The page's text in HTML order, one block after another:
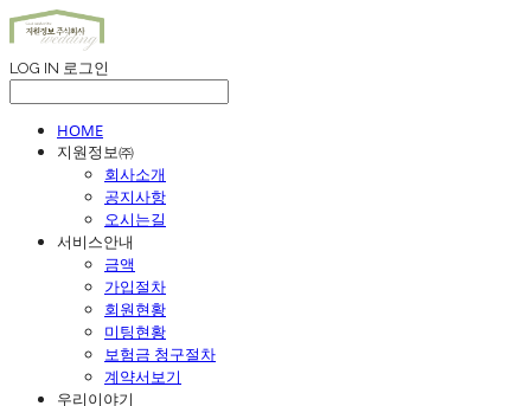
LOG IN 로그인
HOME
지원정보㈜
회사소개
공지사항
오시는길
서비스안내
금액
가입절차
회원현황
미팅현황
보험금 청구절차
계약서보기
우리이야기